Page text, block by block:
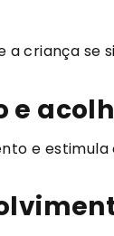
criança se
e
e estimula